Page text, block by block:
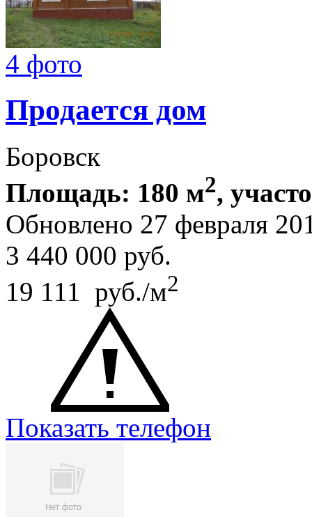
4 фото
Продается дом
Боровск
Площадь: 180 м2,
Обновлено 27 февраля
3 440 000 руб.
19 111 руб./м2
Показать телефон